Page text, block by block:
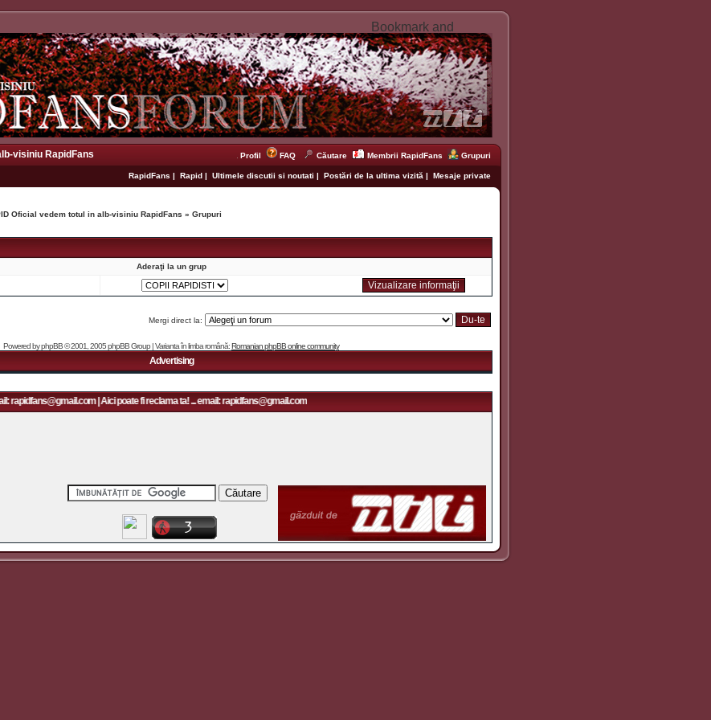
visiniu RapidFans Profil FAQ Căutare Membrii RapidFans Grupuri
RapidFans | Rapid | Ultimele discutii si noutati | Postări de la ultima vizită | Mesaje private
Oficial vedem totul in alb-visiniu RapidFans » Grupuri
Aderaţi la un grup
Mergi direct la:
Powered byphpBB© 2001, 2005 phpBB Group | Varianta în limba română:Romanian phpBB online community
Advertising
| Aici poate fi reclama ta! ... email: rapidfans@gmail.com